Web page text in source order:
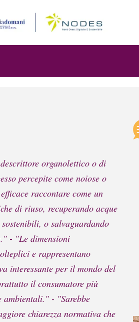
organolettico o di
percepite come noiose o
raccontare come un
di riuso, recuperando acque
o salvaguardando
- "Le dimensioni
e rappresentano
interessante per il mondo del
il consumatore più
ambientali." - "Sarebbe
chiarezza normativa che